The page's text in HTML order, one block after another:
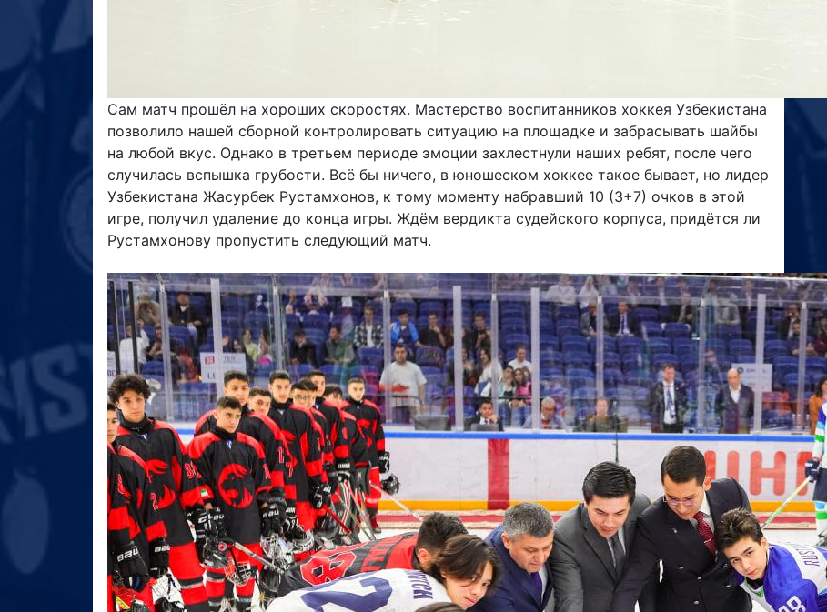
Сам матч прошёл на хороших скоростях. Мастерство воспитанников хоккея Узбекистана
позволило нашей сборной контролировать ситуацию на площадке и забрасывать шайбы
на любой вкус. Однако в третьем периоде эмоции захлестнули наших ребят, после чего
случилась вспышка грубости. Всё бы ничего, в юношеском хоккее такое бывает, но лидер
Узбекистана Жасурбек Рустамхонов, к тому моменту набравший 10 (3+7) очков в этой
игре, получил удаление до конца игры. Ждём вердикта судейского корпуса, придётся ли
Рустамхонову пропустить следующий матч.